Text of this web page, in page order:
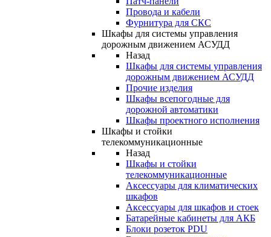
Провода и кабели
Фурнитура для СКС
Шкафы для системы управления
дорожным движением АСУДД
Назад
Шкафы для системы управления
дорожным движением АСУДД
Прочие изделия
Шкафы всепогодные для
дорожной автоматики
Шкафы проектного исполнения
Шкафы и стойки
телекоммуникационные
Назад
Шкафы и стойки
телекоммуникационные
Аксессуары для климатических
шкафов
Аксессуары для шкафов и стоек
Батарейные кабинеты для АКБ
Блоки розеток PDU